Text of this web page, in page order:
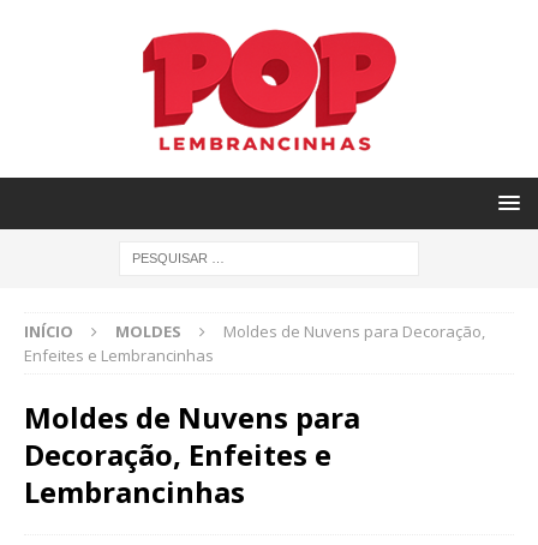
INÍCIO MOLDES
Moldes de Nuvens para Decoração,
Enfeites e Lembrancinhas
Moldes de Nuvens para
Decoração, Enfeites e
Lembrancinhas